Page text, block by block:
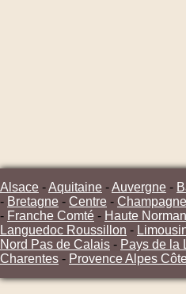
Alsace -Aquitaine -Auvergne -
- Bretagne - Centre -
- Franche Comté - Haute
Languedoc Roussillon -
Nord Pas de Calais - Pays de la
Charentes - Provence Alpes